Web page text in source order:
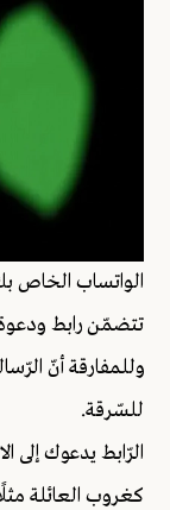
الواتساب الخاص
تتضمّن رابط
وللمفارقة أنّ
للسّرقة.
الرّابط يدعوك إلى